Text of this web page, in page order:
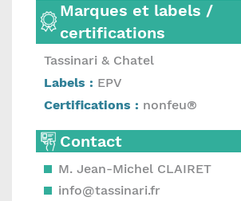
Marques et labels /
certifications
Tassinari & Chatel
Labels : EPV
Certifications : nonfeu®
Contact
M. Jean-Michel CLAIRET
info@tassinari.fr